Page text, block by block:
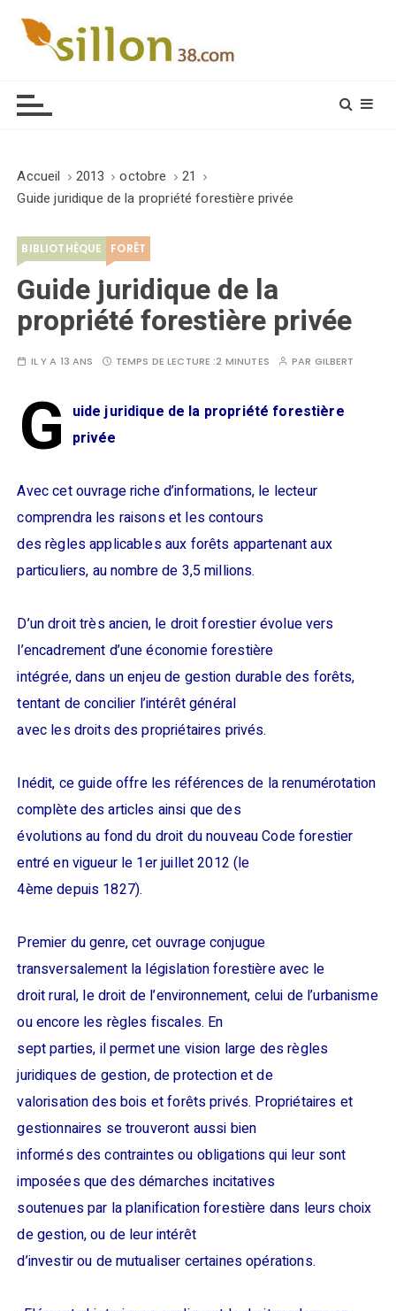
Accueil 2013 octobre
21
Guide juridique de la propriété forestière privée
BIBLIOTHÈQUE FORÊT
Guide juridique de la
propriété forestière privée
IL Y A 13 ANS TEMPS DE LECTURE :2 MINUTES PAR GILBERT
G uide juridique de la propriété forestière
privée
Avec cet ouvrage riche d’informations, le lecteur
comprendra les raisons et les contours
des règles applicables aux forêts appartenant aux
particuliers, au nombre de 3,5 millions.
D’un droit très ancien, le droit forestier évolue vers
l’encadrement d’une économie forestière
intégrée, dans un enjeu de gestion durable des forêts,
tentant de concilier l’intérêt général
avec les droits des propriétaires privés.
Inédit, ce guide offre les références de la renumérotation
complète des articles ainsi que des
évolutions au fond du droit du nouveau Code forestier
entré en vigueur le 1er juillet 2012 (le
4ème depuis 1827).
Premier du genre, cet ouvrage conjugue
transversalement la législation forestière avec le
droit rural, le droit de l’environnement, celui de l’urbanisme
ou encore les règles fiscales. En
sept parties, il permet une vision large des règles
juridiques de gestion, de protection et de
valorisation des bois et forêts privés. Propriétaires et
gestionnaires se trouveront aussi bien
informés des contraintes ou obligations qui leur sont
imposées que des démarches incitatives
soutenues par la planification forestière dans leurs choix
de gestion, ou de leur intérêt
d’investir ou de mutualiser certaines opérations.